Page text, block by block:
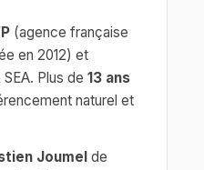
(agence française
en 2012) et
Plus de 13 ans
naturel et
Joumel de